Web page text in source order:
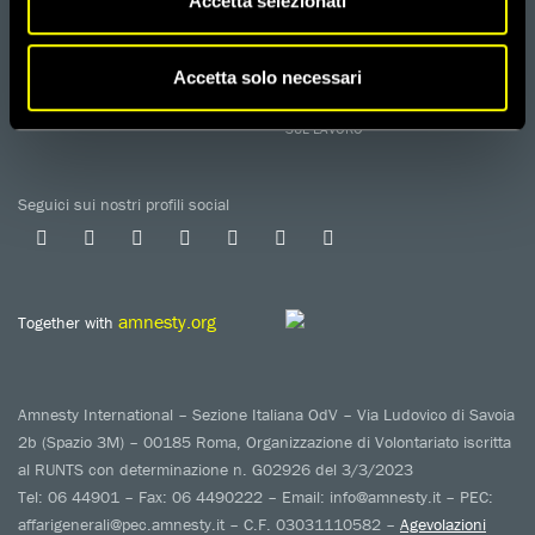
Accetta solo necessari
PRIVACY POLICY
AREA STAMPA
LAVORA CON NOI
WHISTLEBLOWING
SUL LAVORO
Seguici sui nostri profili social
Together with amnesty.org
Amnesty International – Sezione Italiana OdV – Via Ludovico di Savoia
2b (Spazio 3M) – 00185 Roma, Organizzazione di Volontariato iscritta
al RUNTS con determinazione n. G02926 del 3/3/2023
Tel: 06 44901 – Fax: 06 4490222 – Email: info@amnesty.it – PEC:
affarigenerali@pec.amnesty.it – C.F. 03031110582 – Agevolazioni